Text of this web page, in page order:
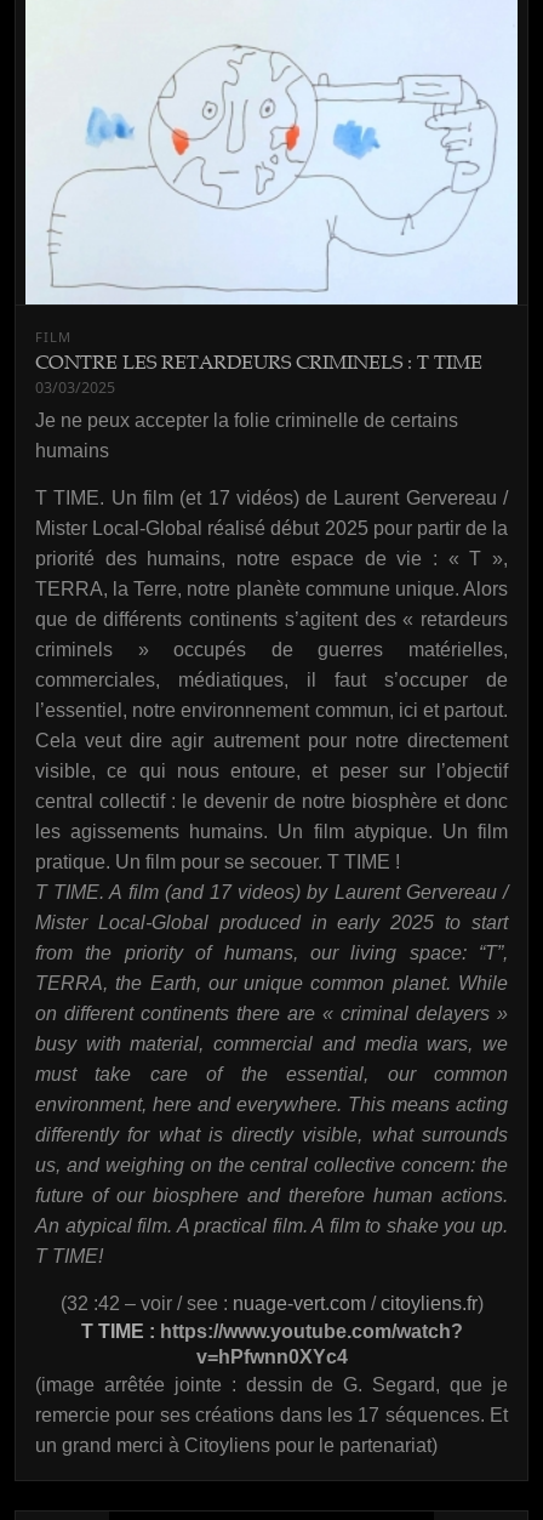
FILM
CONTRE LES RETARDEURS CRIMINELS : T TIME
03/03/2025
Je ne peux accepter la folie criminelle de certains
humains
T TIME. Un film (et 17 vidéos) de Laurent Gervereau /
Mister Local-Global réalisé début 2025 pour partir de la
priorité des humains, notre espace de vie : « T »,
TERRA, la Terre, notre planète commune unique. Alors
que de différents continents s’agitent des « retardeurs
criminels » occupés de guerres matérielles,
commerciales, médiatiques, il faut s’occuper de
l’essentiel, notre environnement commun, ici et partout.
Cela veut dire agir autrement pour notre directement
visible, ce qui nous entoure, et peser sur l’objectif
central collectif : le devenir de notre biosphère et donc
les agissements humains. Un film atypique. Un film
pratique. Un film pour se secouer. T TIME !
T TIME. A film (and 17 videos) by Laurent Gervereau /
Mister Local-Global produced in early 2025 to start
from the priority of humans, our living space: “T”,
TERRA, the Earth, our unique common planet. While
on different continents there are « criminal delayers »
busy with material, commercial and media wars, we
must take care of the essential, our common
environment, here and everywhere. This means acting
differently for what is directly visible, what surrounds
us, and weighing on the central collective concern: the
future of our biosphere and therefore human actions.
An atypical film. A practical film. A film to shake you up.
T TIME!
(32 :42 – voir / see : nuage-vert.com/citoyliens.fr)
T TIME : https://www.youtube.com/watch?
v=hPfwnn0XYc4
(image arrêtée jointe : dessin de G. Segard, que je
remercie pour ses créations dans les 17 séquences. Et
un grand merci à Citoyliens pour le partenariat)